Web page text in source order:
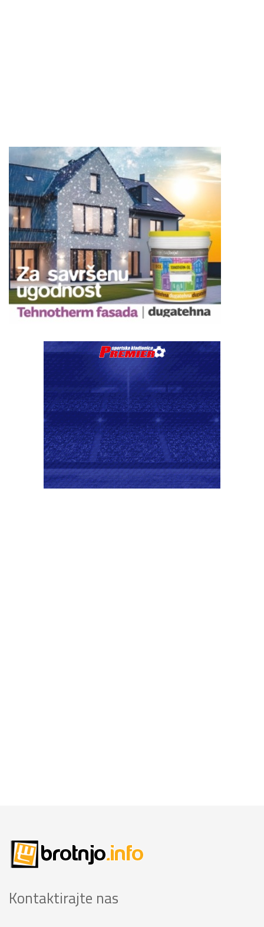
Kontaktirajte nas